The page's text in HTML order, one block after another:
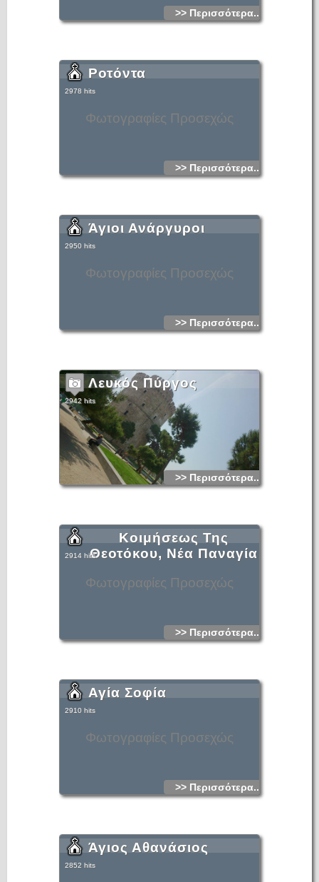
>> Περισσότερα...
Φωτογραφίες Προσεχώς
Ροτόντα
2978 hits
>> Περισσότερα...
Φωτογραφίες Προσεχώς
Άγιοι Ανάργυροι
2950 hits
>> Περισσότερα...
Λευκός Πύργος
2942 hits
>> Περισσότερα...
Φωτογραφίες Προσεχώς
Κοιμήσεως Της
Θεοτόκου, Νέα Παναγία
2914 hits
>> Περισσότερα...
Φωτογραφίες Προσεχώς
Αγία Σοφία
2910 hits
>> Περισσότερα...
Άγιος Αθανάσιος
2852 hits